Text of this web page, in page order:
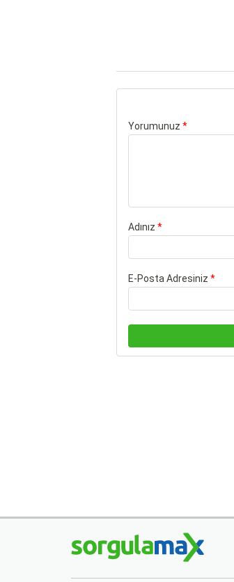
Yorumunuz *
Adınız *
E-Posta Adresiniz *